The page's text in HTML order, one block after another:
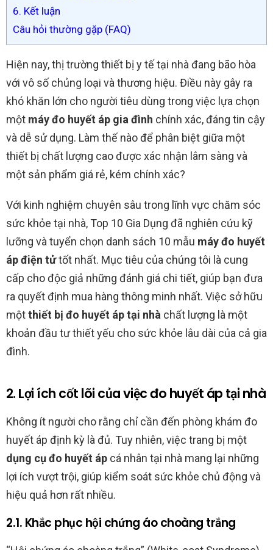
6. Kết luận
Câu hỏi thường gặp (FAQ)
Hiện nay, thị trường thiết bị y tế tại nhà đang bão hòa
với vô số chủng loại và thương hiệu. Điều này gây ra
khó khăn lớn cho người tiêu dùng trong việc lựa chọn
một máy đo huyết áp gia đình chính xác, đáng tin cậy
và dễ sử dụng. Làm thế nào để phân biệt giữa một
thiết bị chất lượng cao được xác nhận lâm sàng và
một sản phẩm giá rẻ, kém chính xác?
Với kinh nghiệm chuyên sâu trong lĩnh vực chăm sóc
sức khỏe tại nhà, Top 10 Gia Dụng đã nghiên cứu kỹ
lưỡng và tuyển chọn danh sách 10 mẫu máy đo huyết
áp điện tửtốt nhất. Mục tiêu của chúng tôi là cung
cấp cho độc giả những đánh giá chi tiết, giúp bạn đưa
ra quyết định mua hàng thông minh nhất. Việc sở hữu
mộtthiết bị đo huyết áp tại nhà chất lượng là một
khoản đầu tư thiết yếu cho sức khỏe lâu dài của cả gia
đình.
2. Lợi ích cốt lõi của việc đo huyết áp tại nhà
Không ít người cho rằng chỉ cần đến phòng khám đo
huyết áp định kỳ là đủ. Tuy nhiên, việc trang bị một
dụng cụ đo huyết áp cá nhân tại nhà mang lại những
lợi ích vượt trội, giúp kiểm soát sức khỏe chủ động và
hiệu quả hơn rất nhiều.
2.1. Khắc phục hội chứng áo choàng trắng